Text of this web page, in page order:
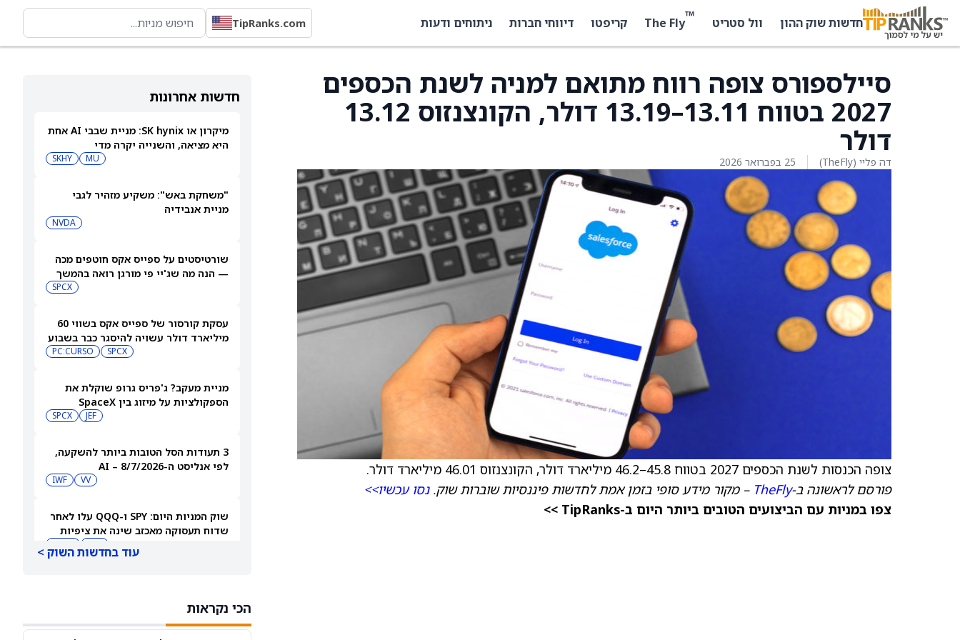
חדשות שוק ההון וול סטריט ™
The Fly קריפטו דיווחי חברות ניתוחים ודעות TipRanks.com
חדשות אחרונות
מיקרון או SK hynix: מניית שבבי AI אחת
היא מציאה, והשנייה יקרה מדי
MU
SKHY
"משחקת באש": משקיע מזהיר לגבי
מניית אנבידיה
NVDA
שורטיסטים על ספייס אקס חוטפים מכה
— הנה מה שג'יי פי מורגן רואה בהמשך
SPCX
עסקת קורסור של ספייס אקס בשווי 60
מיליארד דולר עשויה להיסגר כבר בשבוע
SPCX
PC:CURSO
מניית מעקב? ג'פריס גרופ שוקלת את
הספקולציות על מיזוג בין SpaceX
JEF
SPCX
3 תעודות הסל הטובות ביותר להשקעה,
לפי אנליסט ה-AI – 8/7/2026
VV
IWF
שוק המניות היום: SPY ו-QQQ עלו לאחר
שדוח תעסוקה מאכזב שינה את ציפיות
עוד בחדשות השוק >
הכי נקראות
סיילספורס צופה רווח מתואם למניה לשנת הכספים
2027 בטווח 13.11–13.19 דולר, הקונצנזוס 13.12
דולר
דה פליי (TheFly) 25 בפברואר 2026
צופה הכנסות לשנת הכספים 2027 בטווח 45.8–46.2 מיליארד דולר, הקונצנזוס 46.01 מיליארד דולר.
פורסם לראשונה ב-TheFly – מקור מידע סופי בזמן אמת לחדשות פיננסיות שוברות שוק.נסו עכשיו>>
צפו במניות עם הביצועים הטובים ביותר היום ב-TipRanks >>